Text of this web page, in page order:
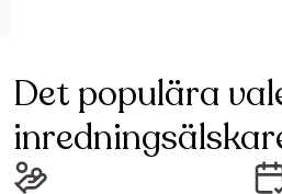
Det populära